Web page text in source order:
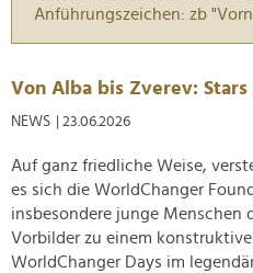
Anführungszeichen: zb
Von Alba bis Zverev:
NEWS | 23.06.2026
Auf ganz friedliche Weise,
es sich die WorldChanger
insbesondere junge
Vorbilder zu einem
WorldChanger Days im